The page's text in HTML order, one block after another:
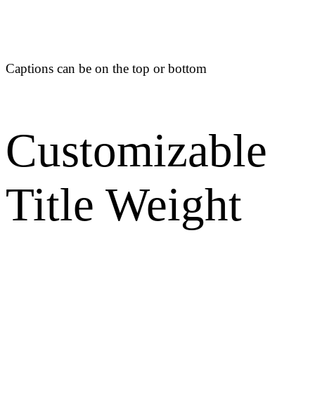
Captions can be on the top or bottom
Customizable
Title Weight